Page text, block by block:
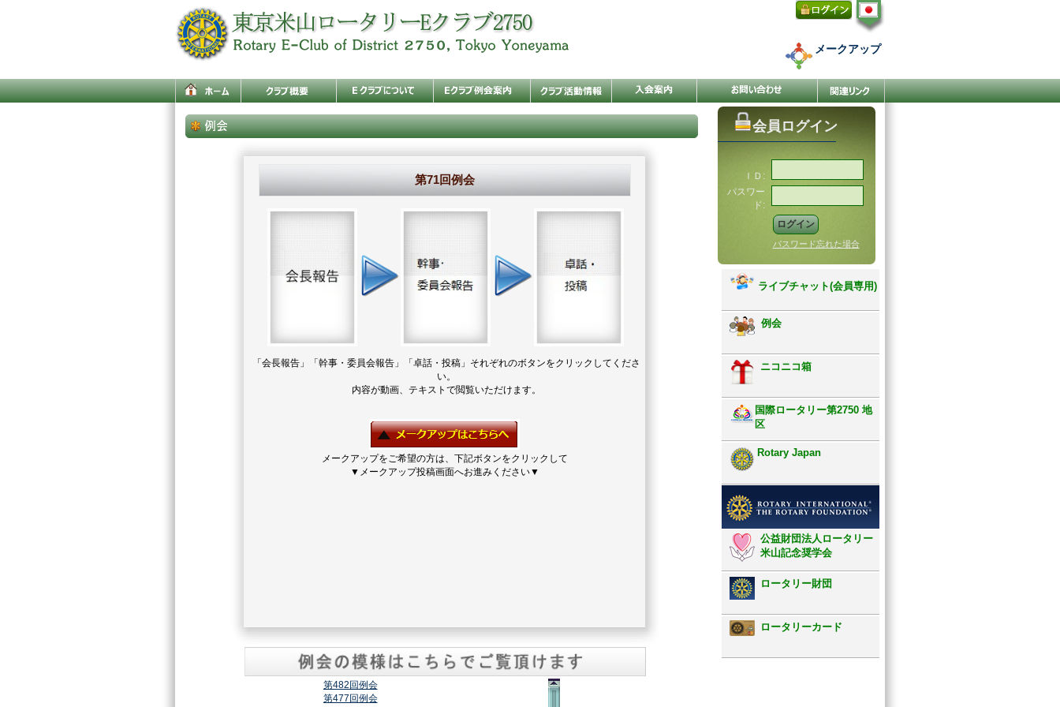
メークアップ
第71回例会
「会長報告」「幹事・委員会報告」「卓話・投稿」それぞれのボタンをクリックしてくださ
い。
内容が動画、テキストで閲覧いただけます。
メークアップをご希望の方は、下記ボタンをクリックして
▼メークアップ投稿画面へお進みください▼
第482回例会
第477回例会
会員ログイン
ＩＤ:
パスワー
ド:
パスワード忘れた場合
ライブチャット(会員専用)
例会
ニコニコ箱
国際ロータリー第2750 地
区
Rotary Japan
公益財団法人ロータリー
米山記念奨学会
ロータリー財団
ロータリーカード